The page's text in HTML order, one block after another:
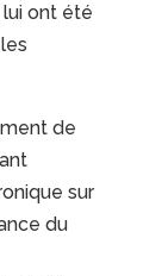
ont été
de
sur
du